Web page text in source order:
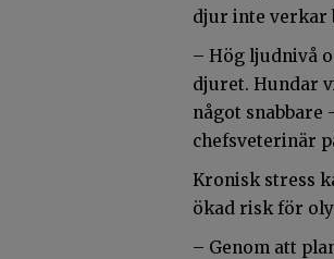
djur inte verkar
– Hög ljudnivå
djuret. Hundar
något snabbare
chefsveterinär
Kronisk stress
ökad risk för
– Genom att